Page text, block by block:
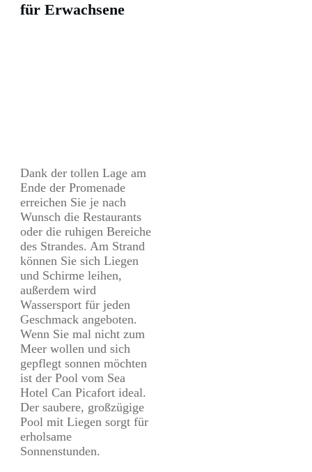
für Erwachsene
Dank der tollen Lage am
Ende der Promenade
erreichen Sie je nach
Wunsch die Restaurants
oder die ruhigen Bereiche
des Strandes. Am Strand
können Sie sich Liegen
und Schirme leihen,
außerdem wird
Wassersport für jeden
Geschmack angeboten.
Wenn Sie mal nicht zum
Meer wollen und sich
gepflegt sonnen möchten
ist der Pool vom Sea
Hotel Can Picafort ideal.
Der saubere, großzügige
Pool mit Liegen sorgt für
erholsame
Sonnenstunden.